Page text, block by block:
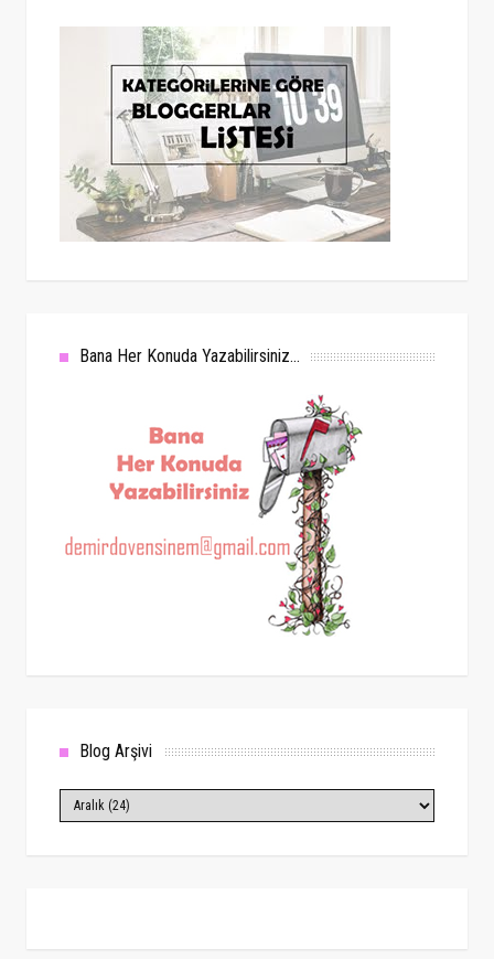
Bana Her Konuda Yazabilirsiniz...
Blog Arşivi